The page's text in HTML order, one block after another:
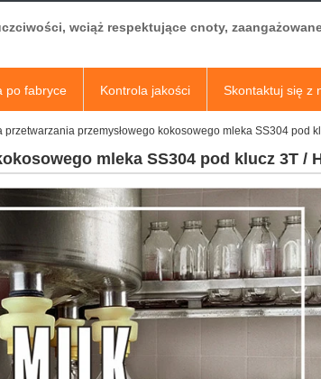
wciąż respektujące cnoty,
po fabryce Kontrola jakości Skontaktuj się z
przetwarzania przemysłowego kokosowego mleka SS304 pod
mleka SS304 pod klucz 3T /